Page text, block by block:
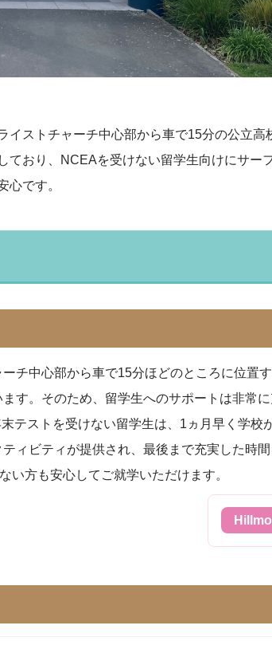
イストチャーチ中心部から車で15分の公立
ており、NCEAを受けない留学生向けにサ
心です。
チ中心部から車で15分ほどのところに位置
す。そのため、留学生へのサポートは非常
テストを受けない留学生は、1ヵ月早く学校
ィビティが提供され、最後まで充実した時
い方も安心してご就学いただけます。